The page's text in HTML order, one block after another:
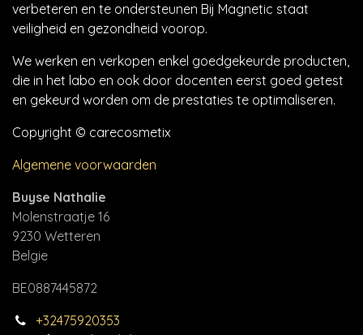
verbeteren en te ondersteunen Bij Magnetic staat
veiligheid en gezondheid voorop.
We werken en verkopen enkel goedgekeurde producten,
die in het labo en ook door docenten eerst goed getest
en gekeurd worden om de prestaties te optimaliseren.
Copyright © carecosmetix
Algemene voorwaarden
Buyse Nathalie
Molenstraatje 16
9230 Wetteren
Belgie
BE0887445872
+32475920353